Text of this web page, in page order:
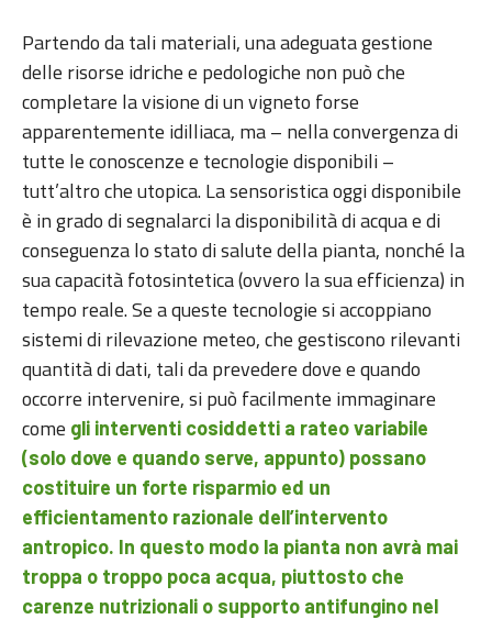
Partendo da tali materiali, una adeguata gestione
delle risorse idriche e pedologiche non può che
completare la visione di un vigneto forse
apparentemente idilliaca, ma – nella convergenza di
tutte le conoscenze e tecnologie disponibili –
tutt’altro che utopica. La sensoristica oggi disponibile
è in grado di segnalarci la disponibilità di acqua e di
conseguenza lo stato di salute della pianta, nonché la
sua capacità fotosintetica (ovvero la sua efficienza) in
tempo reale. Se a queste tecnologie si accoppiano
sistemi di rilevazione meteo, che gestiscono rilevanti
quantità di dati, tali da prevedere dove e quando
occorre intervenire, si può facilmente immaginare
come gli interventi cosiddetti a rateo variabile
(solo dove e quando serve, appunto) possano
costituire un forte risparmio ed un
efficientamento razionale dell’intervento
antropico. In questo modo la pianta non avrà mai
troppa o troppo poca acqua, piuttosto che
carenze nutrizionali o supporto antifungino nel